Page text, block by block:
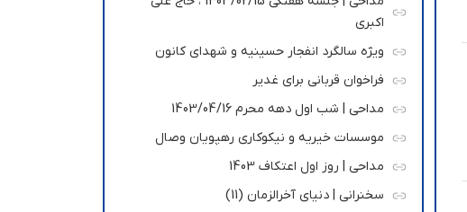
اکبری
ویژه سالگرد انفجار حسینیه و شهدای کانون
فراخوان قربانی برای غدیر
مداحی | شب اول دهه محرم 1403/04/16
موسسات خیریه و نیکوکاری رهپویان وصال
مداحی | روز اول اعتکاف 1403
سخنرانی | دنیای آخرالزمان (11)